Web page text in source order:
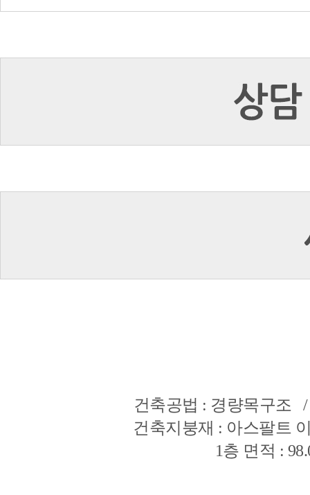
건축공법 : 경량목구조
건축지붕재 : 아스팔트
1층 면적 :